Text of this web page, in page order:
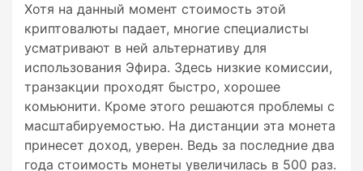
Хотя на данный момент стоимость этой
криптовалюты падает, многие специалисты
усматривают в ней альтернативу для
использования Эфира. Здесь низкие комиссии,
транзакции проходят быстро, хорошее
комьюнити. Кроме этого решаются проблемы с
масштабируемостью. На дистанции эта монета
принесет доход, уверен. Ведь за последние два
года стоимость монеты увеличилась в 500 раз.